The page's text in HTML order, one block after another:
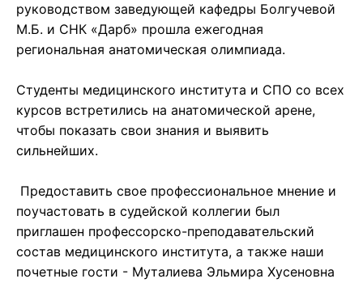
руководством заведующей кафедры Болгучевой
М.Б. и СНК «Дарб» прошла ежегодная
региональная анатомическая олимпиада.
Студенты медицинского института и СПО со всех
курсов встретились на анатомической арене,
чтобы показать свои знания и выявить
сильнейших.
Предоставить свое профессиональное мнение и
поучастовать в судейской коллегии был
приглашен профессорско-преподавательский
состав медицинского института, а также наши
почетные гости - Муталиева Эльмира Хусеновна